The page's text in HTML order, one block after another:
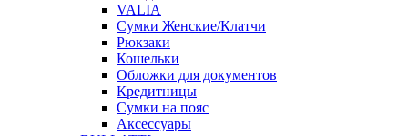
VALIA
Сумки Женские/Клатчи
Рюкзаки
Кошельки
Обложки для документов
Кредитницы
Сумки на пояс
Аксессуары